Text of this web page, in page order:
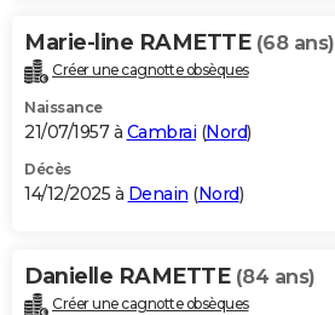
Marie-line RAMETTE (68 ans)
Créer une cagnotte obsèques
Naissance
21/07/1957 à Cambrai (Nord)
Décès
14/12/2025 à Denain (Nord)
Danielle RAMETTE (84 ans)
Créer une cagnotte obsèques